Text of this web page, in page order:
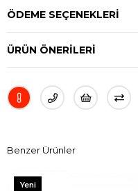
ÖDEME SEÇENEKLERI
ÜRÜN ÖNERILERI
Benzer Ürünler
Yeni